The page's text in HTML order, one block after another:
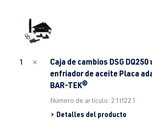
1
Caja de cambios DSG
enfriador de aceite Placa
BAR-TEK®
Número de artículo: 21tf221
Detalles del producto